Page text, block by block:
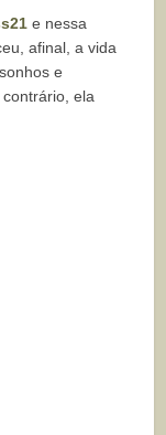
e nessa
afinal, a vida
e
ela